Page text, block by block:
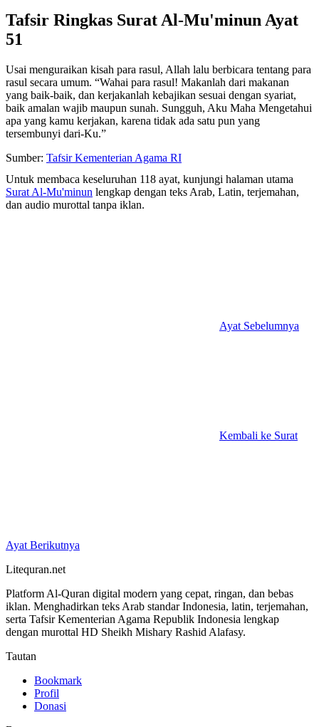
Tafsir Ringkas Surat Al-Mu'minun Ayat
51
Usai menguraikan kisah para rasul, Allah lalu berbicara tentang para
rasul secara umum. “Wahai para rasul! Makanlah dari makanan
yang baik-baik, dan kerjakanlah kebajikan sesuai dengan syariat,
baik amalan wajib maupun sunah. Sungguh, Aku Maha Mengetahui
apa yang kamu kerjakan, karena tidak ada satu pun yang
tersembunyi dari-Ku.”
Sumber: Tafsir Kementerian Agama RI
Untuk membaca keseluruhan 118 ayat, kunjungi halaman utama
Surat Al-Mu'minun lengkap dengan teks Arab, Latin, terjemahan,
dan audio murottal tanpa iklan.
Ayat Sebelumnya
Kembali ke Surat
Ayat Berikutnya
Litequran.net
Platform Al-Quran digital modern yang cepat, ringan, dan bebas
iklan. Menghadirkan teks Arab standar Indonesia, latin, terjemahan,
serta Tafsir Kementerian Agama Republik Indonesia lengkap
dengan murottal HD Sheikh Mishary Rashid Alafasy.
Tautan
Bookmark
Profil
Donasi